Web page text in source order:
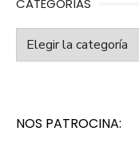
CATEGORÍAS
Categorías
NOS PATROCINA: